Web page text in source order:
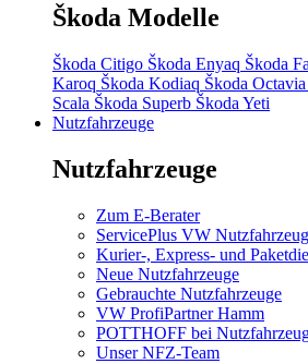
Škoda Modelle
Škoda Citigo Škoda Enyaq Škoda
Karoq Škoda Kodiaq Škoda Octavia
Scala Škoda Superb Škoda Yeti
Nutzfahrzeuge
Nutzfahrzeuge
Zum E-Berater
ServicePlus VW
Kurier-, Express- und
Neue Nutzfahrzeuge
Gebrauchte Nutzfahrzeuge
VW ProfiPartner Hamm
POTTHOFF bei
Unser NFZ-Team